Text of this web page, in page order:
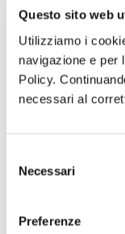
Questo sito web
Utilizziamo i
navigazione e per
Policy.
necessari al
delNecessari
Preferenze
formò il primo nucleo
Glistrazzi
perché molto
che i patrizi
questo piccolo video
Settecento.
di Redazione Cralt